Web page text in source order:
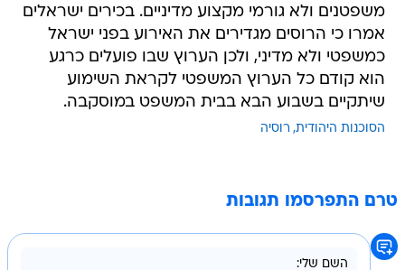
משפטנים ולא גורמי מקצוע מדיניים. בכירים ישראלים
אמרו כי הרוסים מגדירים את האירוע בפני ישראל
כמשפטי ולא מדיני, ולכן הערוץ שבו פועלים כרגע
הוא קודם כל הערוץ המשפטי לקראת השימוע
שיתקיים בשבוע הבא בבית המשפט במוסקבה.
הסוכנות היהודית רוסיה
טרם התפרסמו תגובות